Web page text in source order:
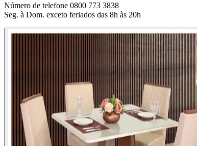
Número de telefone 0800 773 3838
Seg. à Dom. exceto feriados das 8h às 20h